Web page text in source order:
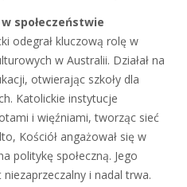
społeczeństwie
odegrał kluczową rolę w
w Australii. Działał na
otwierając szkoły dla
Katolickie instytucje
i więźniami, tworząc sieć
Kościół angażował się w
politykę społeczną. Jego
i nadal trwa.